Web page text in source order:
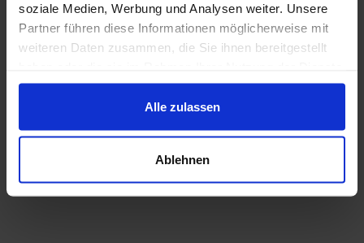
soziale Medien, Werbung und Analysen weiter. Unsere
Partner führen diese Informationen möglicherweise mit
weiteren Daten zusammen, die Sie ihnen bereitgestellt
gesammelt haben.
Alle zulassen
Ablehnen
praktische Tipps rund um die Realisierung von
Wasserstoffprojekten vermitteln.